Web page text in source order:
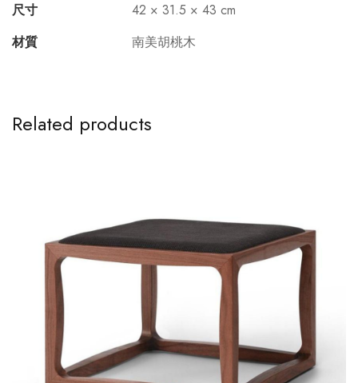
尺寸
42 × 31.5 × 43 cm
材質
南美胡桃木
Related products